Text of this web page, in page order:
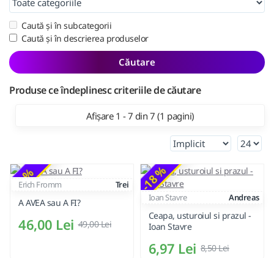
Caută și în subcategorii
Caută și în descrierea produselor
Căutare
Produse ce îndeplinesc criteriile de căutare
Afișare 1 - 7 din 7 (1 pagini)
-6 %
Erich Fromm Trei
A AVEA sau A FI?
46,00 Lei 49,00 Lei
-18 %
Ioan Stavre Andreas
Ceapa, usturoiul si prazul -
Ioan Stavre
6,97 Lei 8,50 Lei